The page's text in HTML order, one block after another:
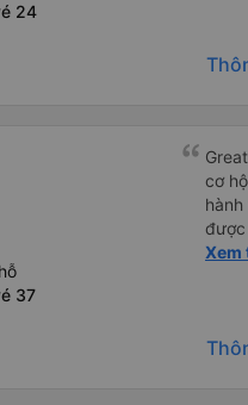
24
nên
37
cơ
được
nền
Xem